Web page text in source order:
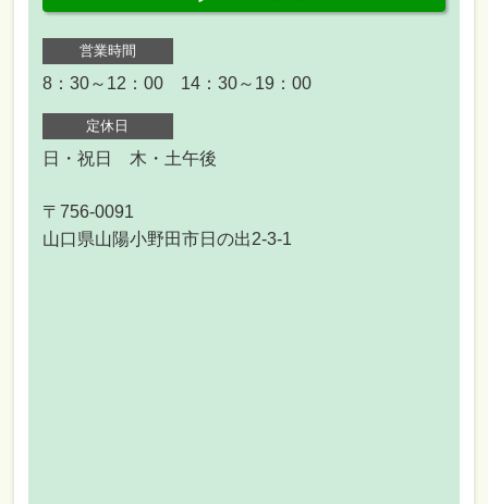
営業時間
8：30～12：00 14：30～19：00
定休日
日・祝日 木・土午後
〒756-0091
山口県山陽小野田市日の出2-3-1